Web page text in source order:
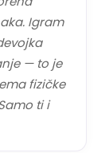
Igram
— to je
fizičke
ti i